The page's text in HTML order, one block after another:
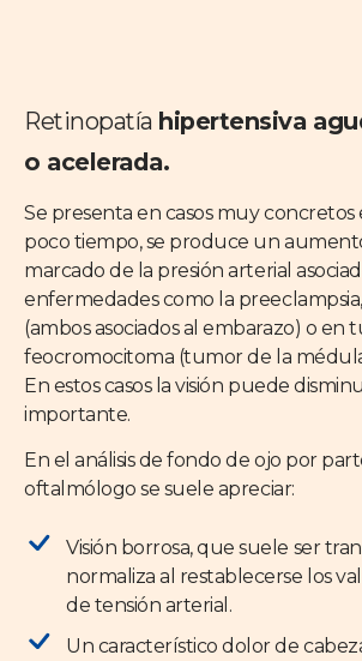
Retinopatía hipertensiva
o acelerada.
Se presenta en casos muy concretos
poco tiempo, se produce un
marcado de la presión arterial
enfermedades como la
(ambos asociados al embarazo) o en
feocromocitoma (tumor de la
En estos casos la visión puede
importante.
En el análisis de fondo de ojo por
oftalmólogo se suele apreciar:
Visión borrosa, que suele ser
normaliza al restablecerse los
de tensión arterial.
Un característico dolor de